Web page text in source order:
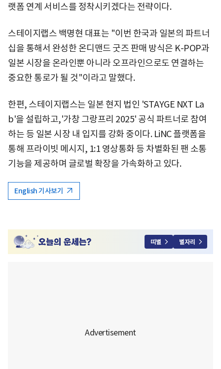
랫폼 연계 서비스를 정착시키겠다는 전략이다.
스테이지랩스 백명현 대표는 "이번 한국과 일본의 파트너
십을 통해서 완성한 온디맨드 굿즈 판매 방식은 K-POP과
일본 시장을 온라인뿐 아니라 오프라인으로도 연결하는
중요한 통로가 될 것"이라고 말했다.
한편, 스테이지랩스는 일본 현지 법인 'STAYGE NXT La
b'을 설립하고,'가창 그랑프리 2025' 공식 파트너로 참여
하는 등 일본 시장 내 입지를 강화 중이다. LiNC 플랫폼을
통해 프라이빗 메시지, 1:1 영상통화 등 차별화된 팬 소통
기능을 제공하며 글로벌 확장을 가속화하고 있다.
English 기사보기
띠별 별자리